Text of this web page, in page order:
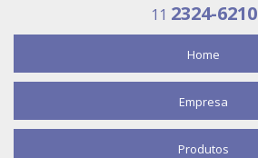
RESERVATÓRIO AR COMPRIMIDO PREÇO
TROCADOR DE CALOR COMPRAR
11 2324-6210
Home
Empresa
Produtos